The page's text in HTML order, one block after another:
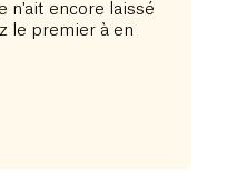
n'ait encore laissé
le premier à en